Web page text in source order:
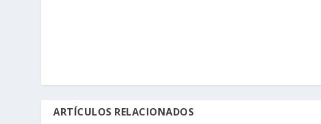
ARTÍCULOS RELACIONADOS